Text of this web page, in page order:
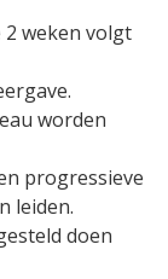
weken volgt
worden
progressieve
leiden.
doen